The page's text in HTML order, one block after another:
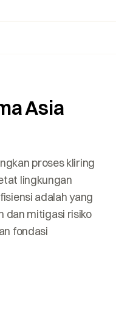
Asia
proses kliring
lingkungan
adalah yang
dan mitigasi risiko
fondasi